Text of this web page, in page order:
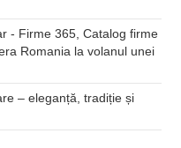
- Firme 365, Catalog firme
Romania la volanul unei
– eleganță, tradiție și